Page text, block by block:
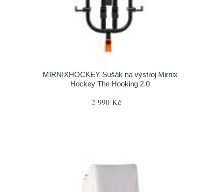
MIRNIXHOCKEY Sušák na výstroj Mirnix
Hockey The Hooking 2.0
2 990 Kč